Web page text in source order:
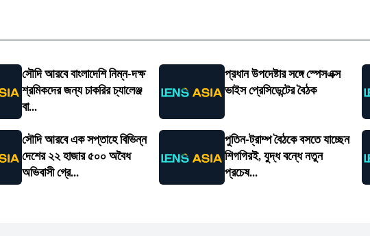
সৌদি আরবে বাংলাদেশি নিম্ন-দক্ষ
শ্রমিকদের জন্য চাকরির চ্যালেঞ্জ
বা...
প্রধান উপদেষ্টার সঙ্গে স্পেসএক্স
ভাইস প্রেসিডেন্টের বৈঠক
সৌদি আরবে এক সপ্তাহে বিভিন্ন
দেশের ২২ হাজার ৫০০ অবৈধ
অভিবাসী গ্রে...
পুতিন-ট্রাম্প বৈঠকে বসতে যাচ্ছেন
শিগগিরই, যুদ্ধ বন্ধে নতুন
প্রচেষ...